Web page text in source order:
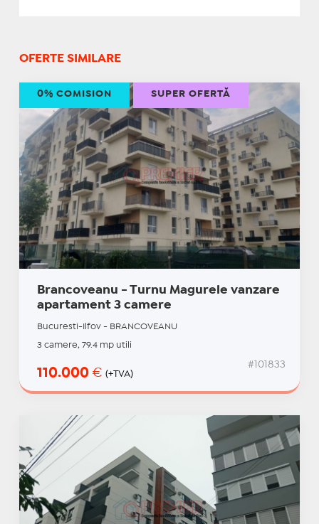
OFERTE SIMILARE
Brancoveanu - Turnu Magurele vanzare
apartament 3 camere
Bucuresti-Ilfov - BRANCOVEANU
3 camere, 79.4 mp utili
110.000 € (+TVA)
#101833
0% COMISION SUPER OFERTĂ